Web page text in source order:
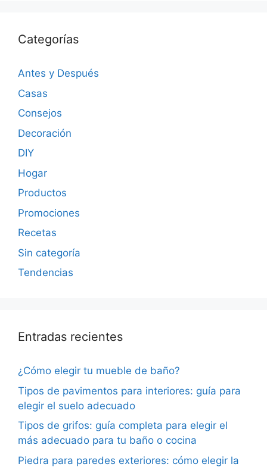
Categorías
Antes y Después
Casas
Consejos
Decoración
DIY
Hogar
Productos
Promociones
Recetas
Sin categoría
Tendencias
Entradas recientes
¿Cómo elegir tu mueble de baño?
Tipos de pavimentos para interiores: guía para
elegir el suelo adecuado
Tipos de grifos: guía completa para elegir el
más adecuado para tu baño o cocina
Piedra para paredes exteriores: cómo elegir la